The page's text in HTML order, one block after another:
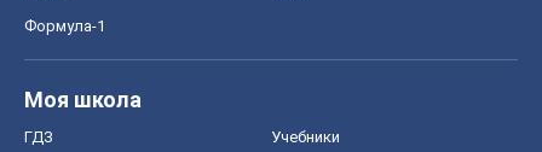
Формула-1
Моя школа
ГДЗ Учебники